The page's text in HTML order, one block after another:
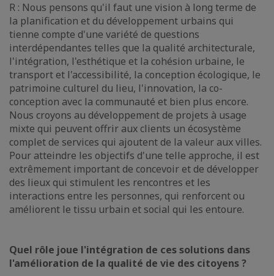
R : Nous pensons qu'il faut une vision à long terme de
la planification et du développement urbains qui
tienne compte d'une variété de questions
interdépendantes telles que la qualité architecturale,
l'intégration, l'esthétique et la cohésion urbaine, le
transport et l'accessibilité, la conception écologique, le
patrimoine culturel du lieu, l'innovation, la co-
conception avec la communauté et bien plus encore.
Nous croyons au développement de projets à usage
mixte qui peuvent offrir aux clients un écosystème
complet de services qui ajoutent de la valeur aux villes.
Pour atteindre les objectifs d'une telle approche, il est
extrêmement important de concevoir et de développer
des lieux qui stimulent les rencontres et les
interactions entre les personnes, qui renforcent ou
améliorent le tissu urbain et social qui les entoure.
Quel rôle joue l'intégration de ces solutions dans
l'amélioration de la qualité de vie des citoyens ?